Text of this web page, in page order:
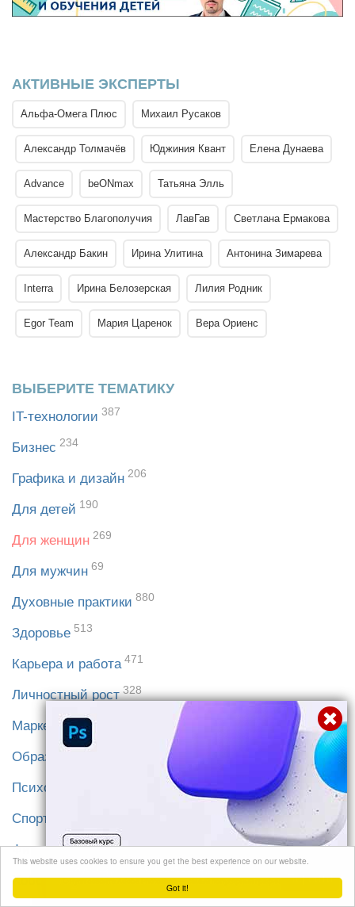
Got it!
This website uses cookies to ensure you get the best experience on our website.
АКТИВНЫЕ ЭКСПЕРТЫ
Альфа-Омега Плюс Михаил Русаков
Александр Толмачёв Юджиния Квант Елена Дунаева
Advance beONmax Татьяна Элль
Мастерство Благополучия ЛавГав Светлана Ермакова
Александр Бакин Ирина Улитина Антонина Зимарева
Interra Ирина Белозерская Лилия Родник
Egor Team Мария Царенок Вера Ориенс
ВЫБЕРИТЕ ТЕМАТИКУ
IT-технологии 387
Бизнес 234
Графика и дизайн 206
Для детей 190
Для женщин 269
Для мужчин 69
Духовные практики 880
Здоровье 513
Карьера и работа 471
Личностный рост 328
Маркетинг 265
Образование
Психология
Спорт
Финансы 257
Хобби и увлечения 552 Перейти